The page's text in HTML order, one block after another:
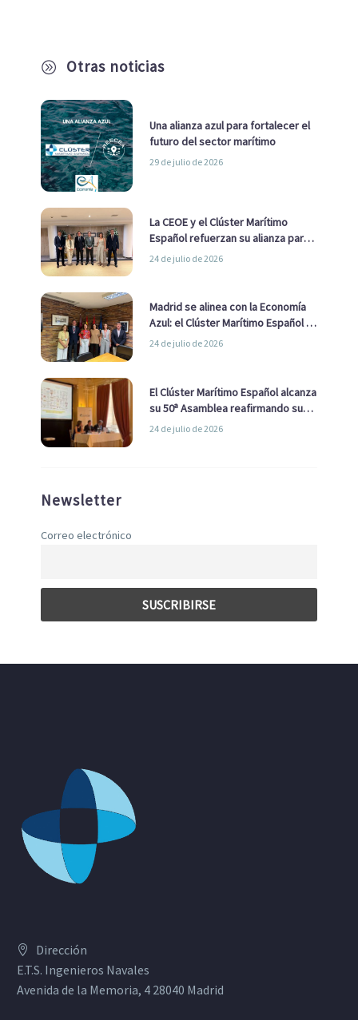
A Otras noticias
Una alianza azul para fortalecer el
futuro del sector marítimo
29 de julio de 2026
La CEOE y el Clúster Marítimo
Español refuerzan su alianza para
impulsar una estrategia Nacional
24 de julio de 2026
Madrid se alinea con la Economía
Azul: el Clúster Marítimo Español y
la Real Liga Naval avanzan alianzas
24 de julio de 2026
El Clúster Marítimo Español alcanza
su 50ª Asamblea reafirmando su
liderazgo en la Economía Azul
24 de julio de 2026
Newsletter
Correo electrónico
Dirección
E.T.S. Ingenieros Navales
Avenida de la Memoria, 4 28040 Madrid